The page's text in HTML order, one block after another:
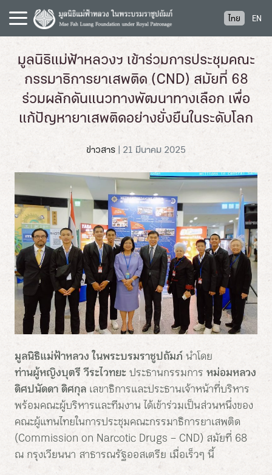
i
ไทย EN
มูลนิธิแม่ฟ้าหลวงฯ เข้าร่วมการประชุมคณะ
กรรมาธิการยาเสพติด (CND) สมัยที่ 68
ร่วมผลักดันแนวทางพัฒนาทางเลือก เพื่อ
แก้ปัญหายาเสพติดอย่างยั่งยืนในระดับโลก
ข่าวสาร 21 มีนาคม 2025
มูลนิธิแม่ฟ้าหลวง ในพระบรมราชูปถัมภ์นำโดย
ท่านผู้หญิงบุตรี วีระไวทยะประธานกรรมการหม่อมหลวง
ดิศปนัดดา ดิศกุลเลขาธิการและประธานเจ้าหน้าที่บริหาร
พร้อมคณะผู้บริหารและทีมงาน ได้เข้าร่วมเป็นส่วนหนึ่งของ
คณะผู้แทนไทยในการประชุมคณะกรรมาธิการยาเสพติด
(Commission on Narcotic Drugs – CND) สมัยที่ 68
ณ กรุงเวียนนา สาธารณรัฐออสเตรีย เมื่อเร็วๆ นี้